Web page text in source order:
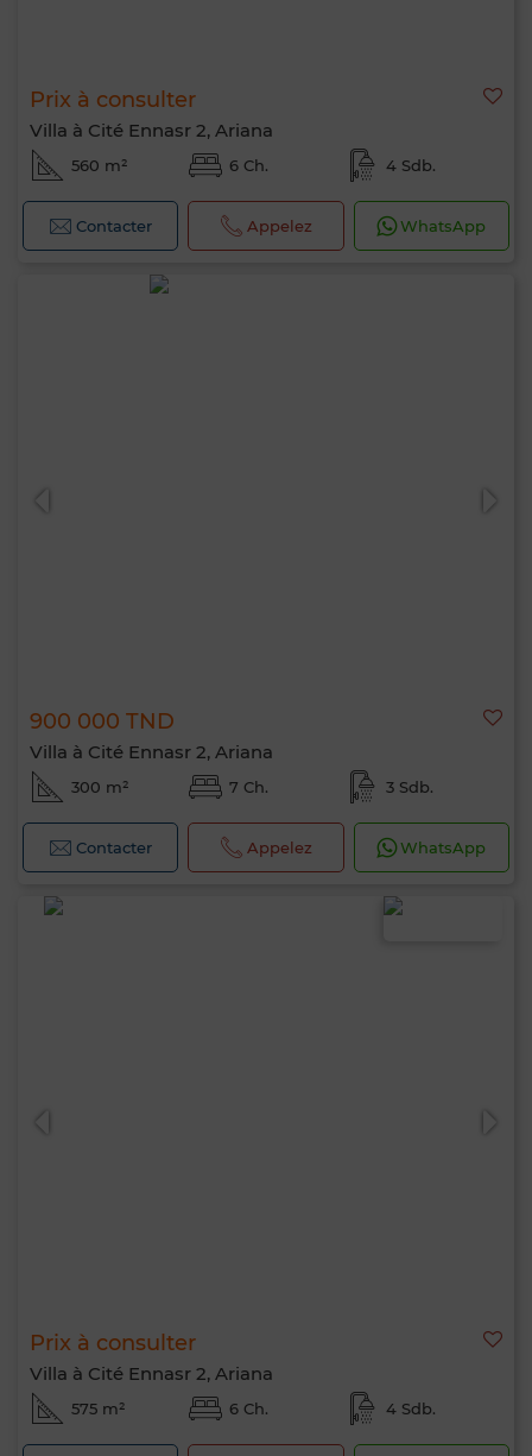
Prix à consulter
Villa à Cité Ennasr 2, Ariana
560 m² 6 Ch. 4 Sdb.
Contacter Appelez WhatsApp
900 000 TND
Villa à Cité Ennasr 2, Ariana
300 m² 7 Ch. 3 Sdb.
Contacter Appelez WhatsApp
Prix à consulter
Villa à Cité Ennasr 2, Ariana
575 m² 6 Ch. 4 Sdb.